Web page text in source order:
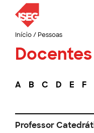
Início/ Pessoas
Docentes
A B C D E F
Professor